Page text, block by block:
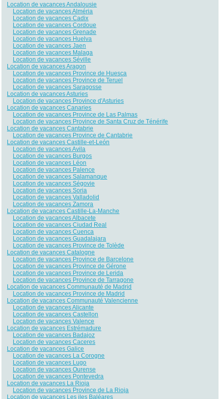
Location de vacances Andalousie
Location de vacances Alméria
Location de vacances Cadix
Location de vacances Cordoue
Location de vacances Grenade
Location de vacances Huelva
Location de vacances Jaen
Location de vacances Malaga
Location de vacances Séville
Location de vacances Aragon
Location de vacances Province de Huesca
Location de vacances Province de Teruel
Location de vacances Saragosse
Location de vacances Asturies
Location de vacances Province d'Asturies
Location de vacances Canaries
Location de vacances Province de Las Palmas
Location de vacances Province de Santa Cruz de Ténérife
Location de vacances Cantabrie
Location de vacances Province de Cantabrie
Location de vacances Castille-et-León
Location de vacances Avila
Location de vacances Burgos
Location de vacances Léon
Location de vacances Palence
Location de vacances Salamanque
Location de vacances Ségovie
Location de vacances Soria
Location de vacances Valladolid
Location de vacances Zamora
Location de vacances Castille-La-Manche
Location de vacances Albacete
Location de vacances Ciudad Real
Location de vacances Cuenca
Location de vacances Guadalajara
Location de vacances Province de Tolède
Location de vacances Catalogne
Location de vacances Province de Barcelone
Location de vacances Province de Gérone
Location de vacances Province de Lerida
Location de vacances Province de Tarragone
Location de vacances Communauté de Madrid
Location de vacances Province de Madrid
Location de vacances Communauté Valencienne
Location de vacances Alicante
Location de vacances Castellon
Location de vacances Valence
Location de vacances Estrémadure
Location de vacances Badajoz
Location de vacances Caceres
Location de vacances Galice
Location de vacances La Corogne
Location de vacances Lugo
Location de vacances Ourense
Location de vacances Pontevedra
Location de vacances La Rioja
Location de vacances Province de La Rioja
Location de vacances Les iles Baléares